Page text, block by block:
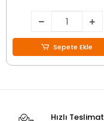
Sepete Ekle
Hızlı Teslimat